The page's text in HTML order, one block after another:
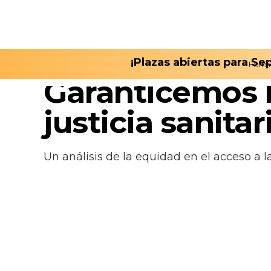
¡Plazas abiertas para
Garanticemos
justicia
Un análisis de la equidad en el acceso a